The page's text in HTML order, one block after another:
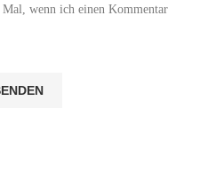
wenn ich einen Kommentar